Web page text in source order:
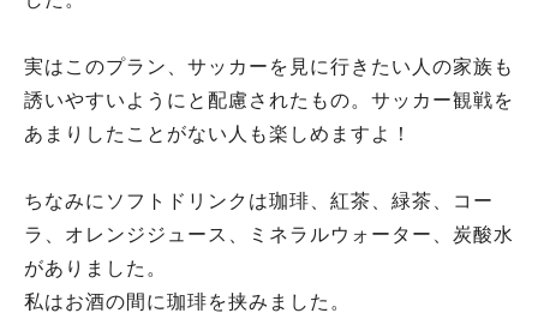
実はこのプラン、サッカーを見に行きたい人の家族も
誘いやすいようにと配慮されたもの。サッカー観戦を
あまりしたことがない人も楽しめますよ！
ちなみにソフトドリンクは珈琲、紅茶、緑茶、コー
ラ、オレンジジュース、ミネラルウォーター、炭酸水
がありました。
私はお酒の間に珈琲を挟みました。